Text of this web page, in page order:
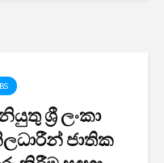
ශ්‍රී ලංකා
ජාතික